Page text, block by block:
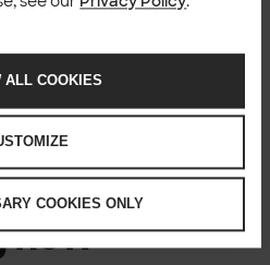
ALL COOKIES
COOKIES ONLY
now